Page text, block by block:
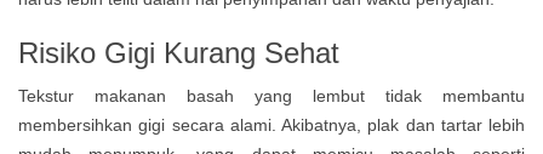
Risiko Gigi Kurang Sehat
Tekstur makanan basah yang lembut tidak membantu
membersihkan gigi secara alami. Akibatnya, plak dan tartar lebih